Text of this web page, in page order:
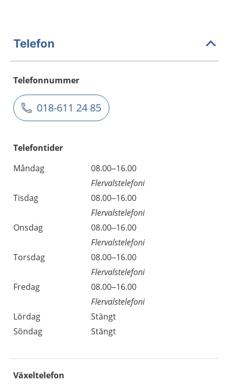
Telefon
Telefonnummer
018-611 24 85
Telefontider
Måndag
08.00–16.00
Flervalstelefoni
Tisdag
08.00–16.00
Flervalstelefoni
Onsdag
08.00–16.00
Flervalstelefoni
Torsdag
08.00–16.00
Flervalstelefoni
Fredag
08.00–16.00
Flervalstelefoni
Lördag
Stängt
Söndag
Stängt
Växeltelefon